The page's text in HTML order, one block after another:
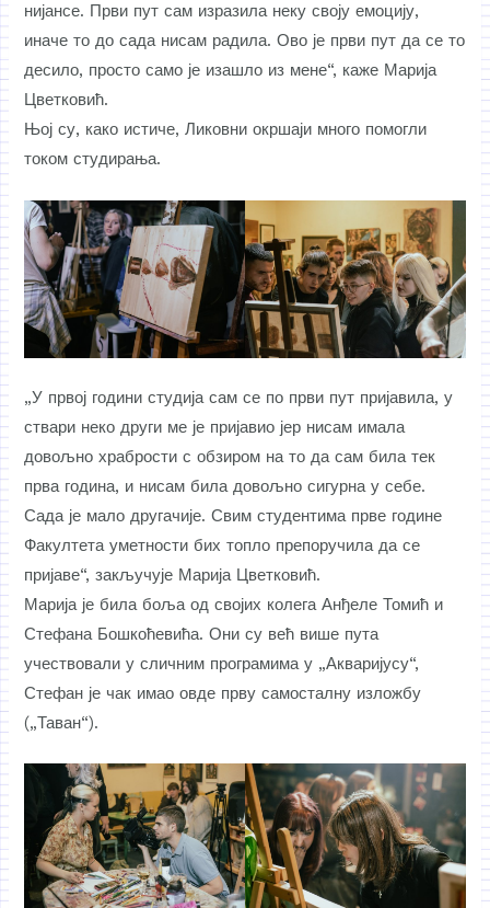
нијансе. Први пут сам изразила неку своју емоцију,
иначе то до сада нисам радила. Ово је први пут да се то
десило, просто само је изашло из мене“, каже Марија
Цветковић.
Њој су, како истиче, Ликовни окршаји много помогли
током студирања.
„У првој години студија сам се по први пут пријавила, у
ствари неко други ме је пријавио јер нисам имала
довољно храбрости с обзиром на то да сам била тек
прва година, и нисам била довољно сигурна у себе.
Сада је мало другачије. Свим студентима прве године
Факултета уметности бих топло препоручила да се
пријаве“, закључује Марија Цветковић.
Марија је била боља од својих колега Анђеле Томић и
Стефана Бошкоћевића. Они су већ више пута
учествовали у сличним програмима у „Акваријусу“,
Стефан је чак имао овде прву самосталну изложбу
(„Таван“).